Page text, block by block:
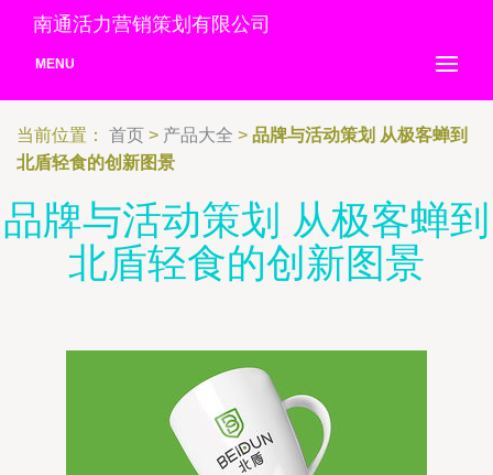
南通活力营销策划有限公司
MENU
当前位置： 首页 > 产品大全 > 品牌与活动策划 从极客蝉到
北盾轻食的创新图景
品牌与活动策划 从极客蝉到
北盾轻食的创新图景